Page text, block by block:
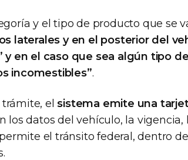
y el tipo de producto que se
laterales y en el posterior del
y en el caso que sea algún tipo
incomestibles”.
trámite, elsistema emite una
los datos del vehículo, la
el tránsito federal, dentro